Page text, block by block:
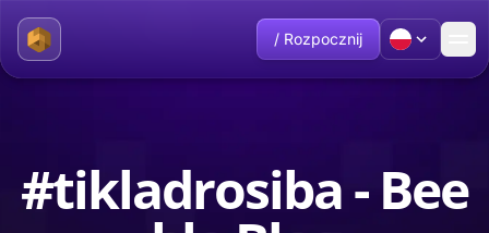
/ Rozpocznij
#tikladrosiba - Bee